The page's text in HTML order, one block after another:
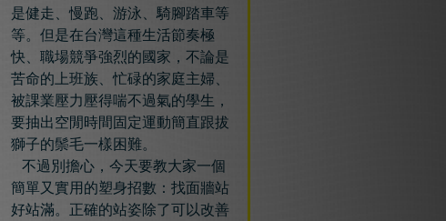
是健走、慢跑、游泳、騎腳踏車等
等。但是在台灣這種生活節奏極
快、職場競爭強烈的國家，不論是
苦命的上班族、忙碌的家庭主婦、
被課業壓力壓得喘不過氣的學生，
要抽出空閒時間固定運動簡直跟拔
獅子的鬃毛一樣困難。
不過別擔心，今天要教大家一個
簡單又實用的塑身招數：找面牆站
好站滿。正確的站姿除了可以改善